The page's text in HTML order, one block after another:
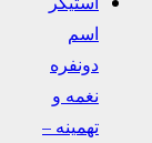
اسم
دونفره
نغمه و
تهمینه –